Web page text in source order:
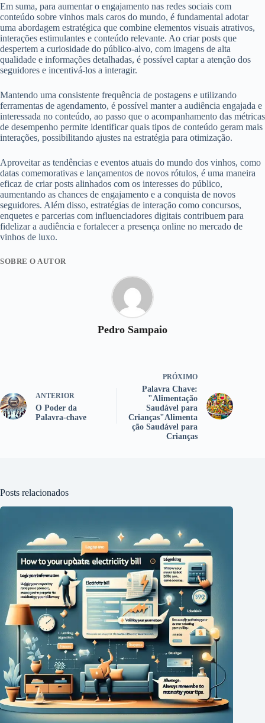
Em suma, para aumentar o engajamento nas redes sociais com
conteúdo sobre vinhos mais caros do mundo, é fundamental adotar
uma abordagem estratégica que combine elementos visuais atrativos,
interações estimulantes e conteúdo relevante. Ao criar posts que
despertem a curiosidade do público-alvo, com imagens de alta
qualidade e informações detalhadas, é possível captar a atenção dos
seguidores e incentivá-los a interagir.
Mantendo uma consistente frequência de postagens e utilizando
ferramentas de agendamento, é possível manter a audiência engajada e
interessada no conteúdo, ao passo que o acompanhamento das métricas
de desempenho permite identificar quais tipos de conteúdo geram mais
interações, possibilitando ajustes na estratégia para otimização.
Aproveitar as tendências e eventos atuais do mundo dos vinhos, como
datas comemorativas e lançamentos de novos rótulos, é uma maneira
eficaz de criar posts alinhados com os interesses do público,
aumentando as chances de engajamento e a conquista de novos
seguidores. Além disso, estratégias de interação como concursos,
enquetes e parcerias com influenciadores digitais contribuem para
fidelizar a audiência e fortalecer a presença online no mercado de
vinhos de luxo.
SOBRE O AUTOR
Pedro Sampaio
ANTERIOR
O Poder da
Palavra-chave
PRÓXIMO
Palavra Chave:
"Alimentação
Saudável para
Crianças"Alimenta
ção Saudável para
Crianças
Posts relacionados